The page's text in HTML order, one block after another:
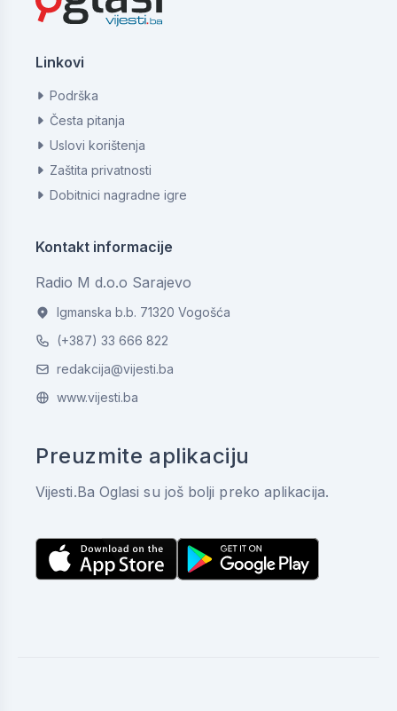
Linkovi
Podrška
Česta pitanja
Uslovi korištenja
Zaštita privatnosti
Dobitnici nagradne igre
Kontakt informacije
Radio M d.o.o Sarajevo
Igmanska b.b. 71320 Vogošća
(+387) 33 666 822
redakcija@vijesti.ba
www.vijesti.ba
Preuzmite aplikaciju
Vijesti.Ba Oglasi su još bolji preko aplikacija.